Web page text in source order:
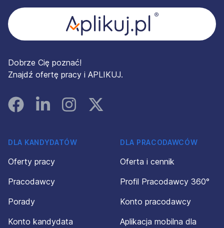
Dobrze Cię poznać!
Znajdź ofertę pracy i APLIKUJ.
FacebookLinked InInstagramInstagram
DLA KANDYDATÓW
Oferty pracy
Pracodawcy
Porady
Konto kandydata
DLA PRACODAWCÓW
Oferta i cennik
Profil Pracodawcy 360°
Konto pracodawcy
Aplikacja mobilna dla